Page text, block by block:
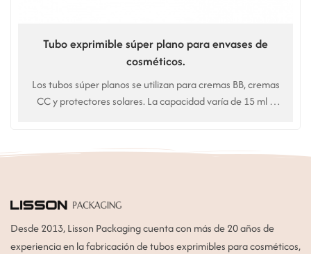
Tubo exprimible súper plano para envases de
cosméticos.
Los tubos súper planos se utilizan para cremas BB, cremas
CC y protectores solares. La capacidad varía de 15 ml a
capacidad de 15 ml a 200 ml.
Desde 2013, Lisson Packaging cuenta con más de 20 años de
experiencia en la fabricación de tubos exprimibles para cosméticos,